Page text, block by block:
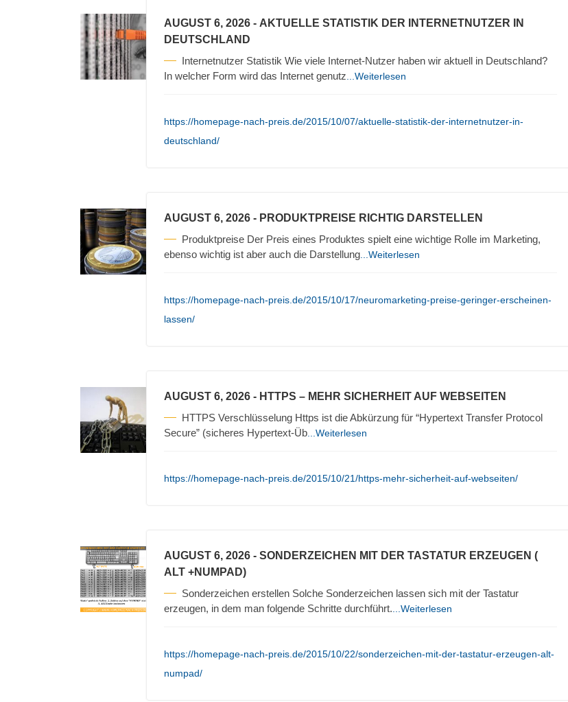
AUGUST 6, 2026 - AKTUELLE STATISTIK DER INTERNETNUTZER IN
DEUTSCHLAND
Internetnutzer Statistik Wie viele Internet-Nutzer haben wir aktuell in Deutschland?
In welcher Form wird das Internet genutz ...Weiterlesen
https://homepage-nach-preis.de/2015/10/07/aktuelle-statistik-der-internetnutzer-in-
deutschland/
AUGUST 6, 2026 - PRODUKTPREISE RICHTIG DARSTELLEN
Produktpreise Der Preis eines Produktes spielt eine wichtige Rolle im Marketing,
ebenso wichtig ist aber auch die Darstellung ...Weiterlesen
https://homepage-nach-preis.de/2015/10/17/neuromarketing-preise-geringer-erscheinen-
lassen/
AUGUST 6, 2026 - HTTPS – MEHR SICHERHEIT AUF WEBSEITEN
HTTPS Verschlüsselung Https ist die Abkürzung für “Hypertext Transfer Protocol
Secure” (sicheres Hypertext-Üb ...Weiterlesen
https://homepage-nach-preis.de/2015/10/21/https-mehr-sicherheit-auf-webseiten/
AUGUST 6, 2026 - SONDERZEICHEN MIT DER TASTATUR ERZEUGEN (
ALT +NUMPAD)
Sonderzeichen erstellen Solche Sonderzeichen lassen sich mit der Tastatur
erzeugen, in dem man folgende Schritte durchführt. ...Weiterlesen
https://homepage-nach-preis.de/2015/10/22/sonderzeichen-mit-der-tastatur-erzeugen-alt-
numpad/